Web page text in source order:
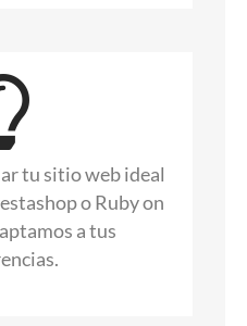
tu sitio web ideal
o Ruby on
a tus